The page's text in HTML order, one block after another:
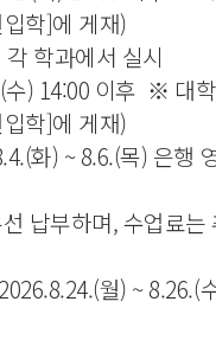
학]에 게재)
학과에서 실시
) 14:00 이후 ※ 대
학]에 게재)
화) ~ 8.6.(목) 은행
납부하며, 수업료는
2026.8.24.(월) ~ 8.26.(